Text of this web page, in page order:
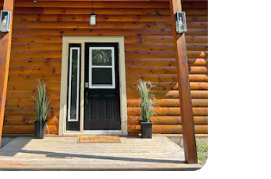
5
sur la base de 223 commentaires : 4,96 sur 5